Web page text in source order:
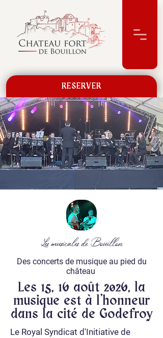
RÉSERVER
Les musicales de Bouillon
Des concerts de musique au pied du
château
Les 15, 16 août 2026, la
musique est à l'honneur
dans la cité de Godefroy
Le Royal Syndicat d'Initiative de